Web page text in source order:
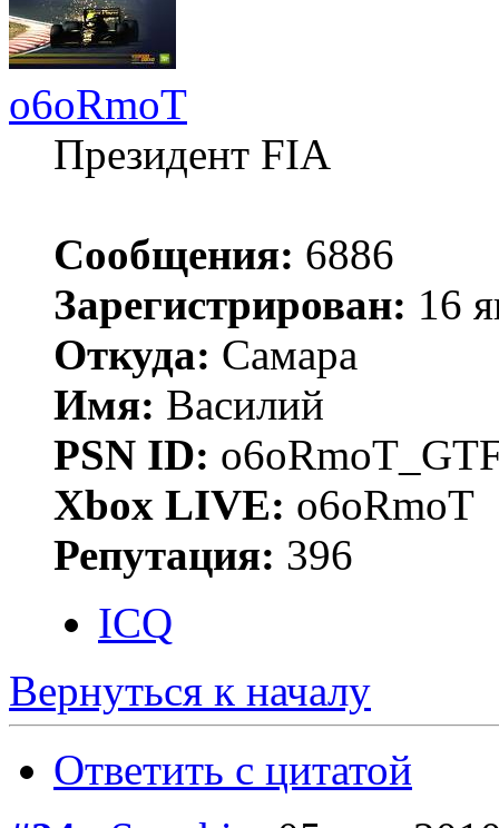
o6oRmoT
Президент FIA
Сообщения: 6886
Зарегистрирован: 16
Откуда: Самара
Имя: Василий
PSN ID:
Xbox LIVE: o6oRmoT
Репутация: 396
ICQ
Вернуться к началу
Ответить с цитатой